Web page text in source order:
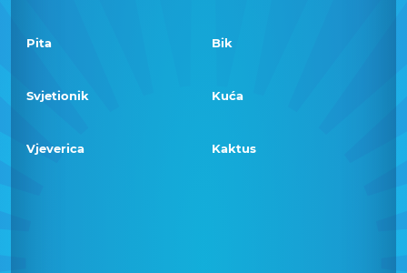
Pita Bik
Svjetionik Kuća
Vjeverica Kaktus